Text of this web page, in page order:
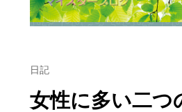
日記
女性に多い二つ